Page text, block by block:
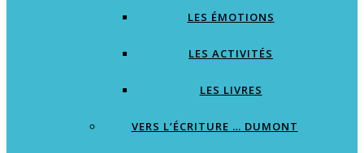
LES ÉMOTIONS
LES ACTIVITÉS
LES LIVRES
VERS L’ÉCRITURE … DUMONT